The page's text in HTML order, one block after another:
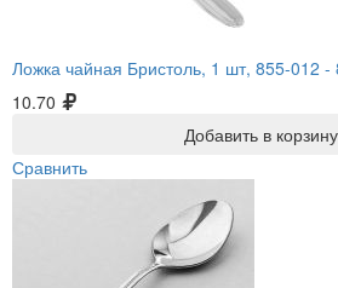
Ложка чайная Бристоль, 1 шт, 855-012 -
10.70
Добавить в корзину
Сравнить